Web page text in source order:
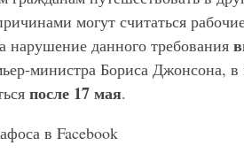
могут считаться
нарушение данного требования
министра Бориса Джонсона, в
после 17 мая.
в Facebook
НА
БИЗНЕС